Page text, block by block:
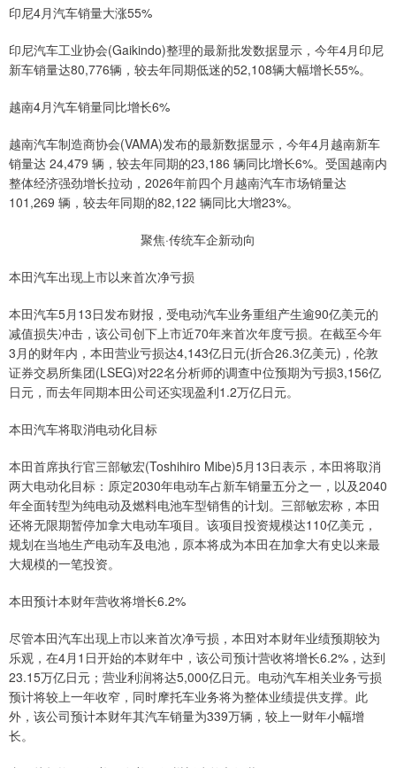
印尼4月汽车销量大涨55%
印尼汽车工业协会(Gaikindo)整理的最新批发数据显示，今年4月印尼
新车销量达80,776辆，较去年同期低迷的52,108辆大幅增长55%。
越南4月汽车销量同比增长6%
越南汽车制造商协会(VAMA)发布的最新数据显示，今年4月越南新车
销量达 24,479 辆，较去年同期的23,186 辆同比增长6%。受国越南内
整体经济强劲增长拉动，2026年前四个月越南汽车市场销量达
101,269 辆，较去年同期的82,122 辆同比大增23%。
聚焦·传统车企新动向
本田汽车出现上市以来首次净亏损
本田汽车5月13日发布财报，受电动汽车业务重组产生逾90亿美元的
减值损失冲击，该公司创下上市近70年来首次年度亏损。在截至今年
3月的财年内，本田营业亏损达4,143亿日元(折合26.3亿美元)，伦敦
证券交易所集团(LSEG)对22名分析师的调查中位预期为亏损3,156亿
日元，而去年同期本田公司还实现盈利1.2万亿日元。
本田汽车将取消电动化目标
本田首席执行官三部敏宏(Toshihiro Mibe)5月13日表示，本田将取消
两大电动化目标：原定2030年电动车占新车销量五分之一，以及2040
年全面转型为纯电动及燃料电池车型销售的计划。三部敏宏称，本田
还将无限期暂停加拿大电动车项目。该项目投资规模达110亿美元，
规划在当地生产电动车及电池，原本将成为本田在加拿大有史以来最
大规模的一笔投资。
本田预计本财年营收将增长6.2%
尽管本田汽车出现上市以来首次净亏损，本田对本财年业绩预期较为
乐观，在4月1日开始的本财年中，该公司预计营收将增长6.2%，达到
23.15万亿日元；营业利润将达5,000亿日元。电动汽车相关业务亏损
预计将较上一年收窄，同时摩托车业务将为整体业绩提供支撑。此
外，该公司预计本财年其汽车销量为339万辆，较上一财年小幅增
长。